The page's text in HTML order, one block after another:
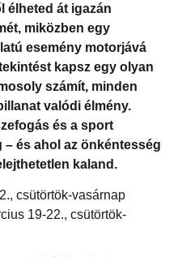
élheted át igazán
miközben egy
esemény motorjává
kapsz egy olyan
számít, minden
valódi élmény.
és a sport
és ahol az önkéntesség
kaland.
csütörtök-vasárnap
19-22., csütörtök-